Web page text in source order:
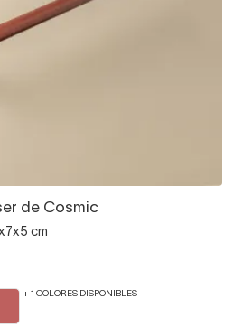
de Cosmic
cm
+ 1 COLORES DISPONIBLES